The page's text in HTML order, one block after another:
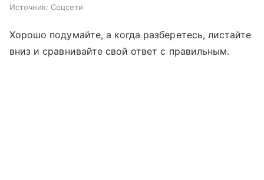
Источник: Соцсети
Хорошо подумайте, а когда разберетесь, листайте
вниз и сравнивайте свой ответ с правильным.